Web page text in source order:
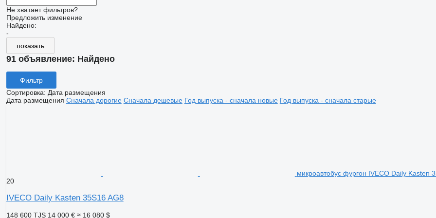
Не хватает фильтров?
Предложить изменение
Найдено:
-
показать
91 объявление: Найдено
Фильтр
Сортировка: Дата размещения
Дата размещения Сначала дорогие Сначала дешевые Год выпуска - сначала новые Год выпуска - сначала старые
микроавтобус фургон IVECO Daily Kasten
20
IVECO Daily Kasten 35S16 AG8
148 600 TJS 14 000 € ≈ 16 080 $